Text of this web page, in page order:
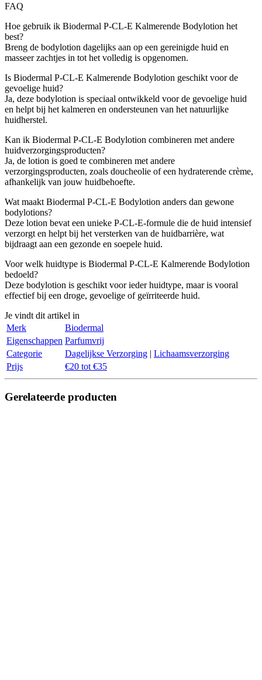
FAQ
Hoe gebruik ik Biodermal P-CL-E Kalmerende Bodylotion het
best?
Breng de bodylotion dagelijks aan op een gereinigde huid en
masseer zachtjes in tot het volledig is opgenomen.
Is Biodermal P-CL-E Kalmerende Bodylotion geschikt voor de
gevoelige huid?
Ja, deze bodylotion is speciaal ontwikkeld voor de gevoelige huid
en helpt bij het kalmeren en ondersteunen van het natuurlijke
huidherstel.
Kan ik Biodermal P-CL-E Bodylotion combineren met andere
huidverzorgingsproducten?
Ja, de lotion is goed te combineren met andere
verzorgingsproducten, zoals doucheolie of een hydraterende crème,
afhankelijk van jouw huidbehoefte.
Wat maakt Biodermal P-CL-E Bodylotion anders dan gewone
bodylotions?
Deze lotion bevat een unieke P-CL-E-formule die de huid intensief
verzorgt en helpt bij het versterken van de huidbarrière, wat
bijdraagt aan een gezonde en soepele huid.
Voor welk huidtype is Biodermal P-CL-E Kalmerende Bodylotion
bedoeld?
Deze bodylotion is geschikt voor ieder huidtype, maar is vooral
effectief bij een droge, gevoelige of geïrriteerde huid.
Je vindt dit artikel in
Merk
Biodermal
Eigenschappen Parfumvrij
Categorie
Dagelijkse Verzorging | Lichaamsverzorging
Prijs
€20 tot €35
Gerelateerde producten